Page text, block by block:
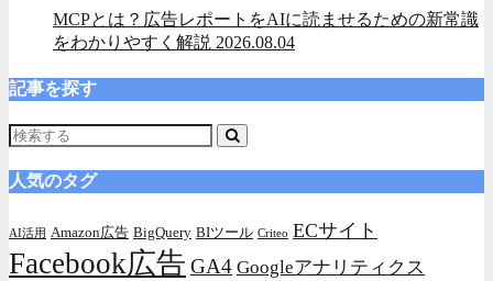
MCPとは？広告レポートをAIに読ませるための新常識
をわかりやすく解説 2026.08.04
記事を探す
人気のタグ
AI活用 Amazon広告 BigQuery BIツール Criteo ECサイト
Facebook広告 GA4 Googleアナリティクス